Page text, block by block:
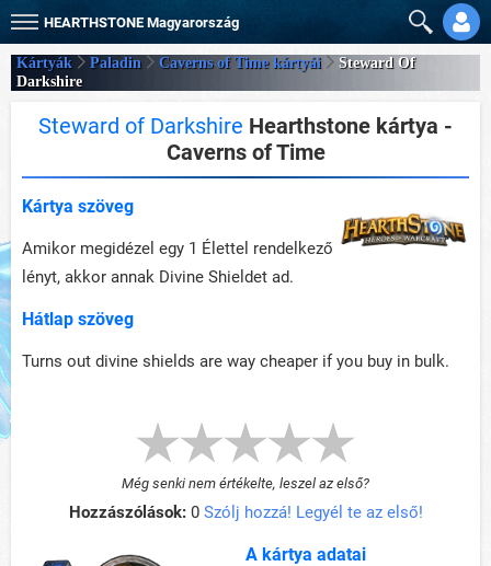
HEARTHSTONE Magyarország
Kártyák Paladin Caverns of Time kártyái
Steward Of
Darkshire
Steward of Darkshire Hearthstone kártya -
Caverns of Time
Kártya szöveg
Amikor megidézel egy 1 Élettel rendelkező
lényt, akkor annak Divine Shieldet ad.
Hátlap szöveg
Turns out divine shields are way cheaper if you buy in bulk.
Még senki nem értékelte, leszel az első?
Hozzászólások:0 Szólj hozzá! Legyél te az első!
A kártya adatai